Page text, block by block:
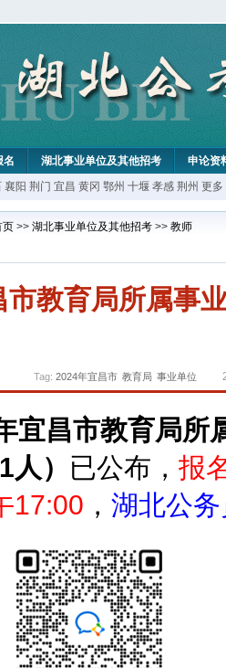
名 湖北事业单位及其他招考
申论资
襄阳 荆门 宜昌 黄冈 鄂州 十堰 孝感 荆州 更多
页 >> 湖北事业单位及其他招考 >> 教师
教育局所属事
Tag: 2024年宜昌市 教育局 事业单位
宜昌市教育局所
） 已公布， 报
17:00 ， 湖北公